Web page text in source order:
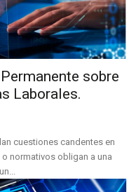
sobre
Laborales.
cuestiones candentes en
normativos obligan a una
un...